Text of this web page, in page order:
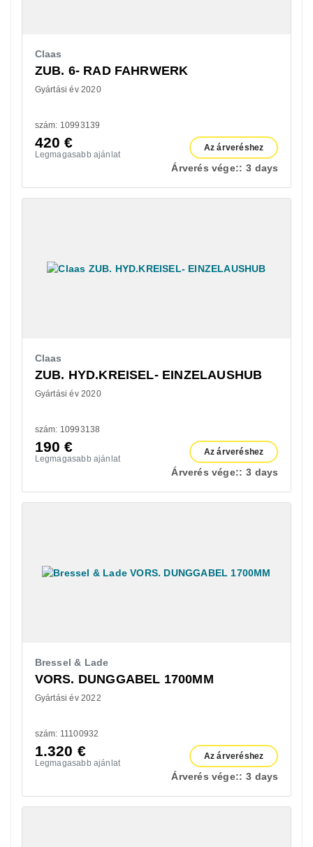
Claas
ZUB. 6- RAD FAHRWERK
Gyártási év 2020
szám: 10993139
420€
Legmagasabb ajánlat
Az árveréshez
Árverés vége:: 3 days
Claas
ZUB. HYD.KREISEL- EINZELAUSHUB
Gyártási év 2020
szám: 10993138
190€
Legmagasabb ajánlat
Az árveréshez
Árverés vége:: 3 days
Bressel & Lade
VORS. DUNGGABEL 1700MM
Gyártási év 2022
szám: 11100932
1.320 €
Legmagasabb ajánlat
Az árveréshez
Árverés vége:: 3 days